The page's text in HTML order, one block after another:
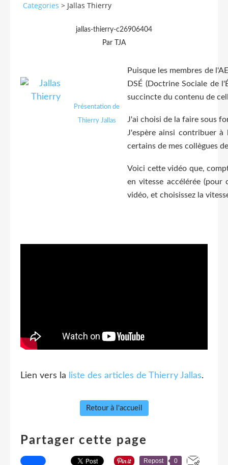
Categories > Jallas Thierry
jallas-thierry-c26906404
Par TJA
Présentation de
Thierry Jallas
Puisque les membres de
DSÉ (Doctrine Sociale de
succincte du contenu de
J'ai choisi de la faire sous
J'espère ainsi contribuer
certains de mes collègues
Voici cette vidéo que,
en vitesse accélérée
vidéo, et choisissez la
Lien vers la liste des articles de Thierry Jallas.
Retour à l'accueil
Partager cette page
Repost 0